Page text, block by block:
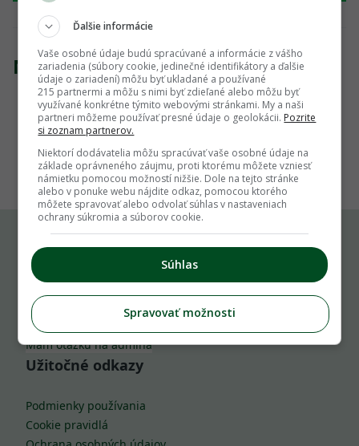
Nenašli sme žiadny produkt
1
Komu môžeš napísať
info@zahrada.sk
Nahlás chybu
Mám otázku na admina
Užitočné odkazy
Podmienky používania
Cookie pravidlá
Ďalšie informácie
Vaše osobné údaje budú spracúvané a informácie z vášho
zariadenia (súbory cookie, jedinečné identifikátory a ďalšie
údaje o zariadení) môžu byť ukladané a používané
215 partnermi a môžu s nimi byť zdieľané alebo môžu byť
využívané konkrétne týmito webovými stránkami. My a naši
partneri môžeme používať presné údaje o geolokácii. Pozrite
si zoznam partnerov.
Niektorí dodávatelia môžu spracúvať vaše osobné údaje na
základe oprávneného záujmu, proti ktorému môžete vzniesť
námietku pomocou možností nižšie. Dole na tejto stránke
alebo v ponuke webu nájdite odkaz, pomocou ktorého
môžete spravovať alebo odvolať súhlas v nastaveniach
ochrany súkromia a súborov cookie.
Súhlas
Spravovať možnosti